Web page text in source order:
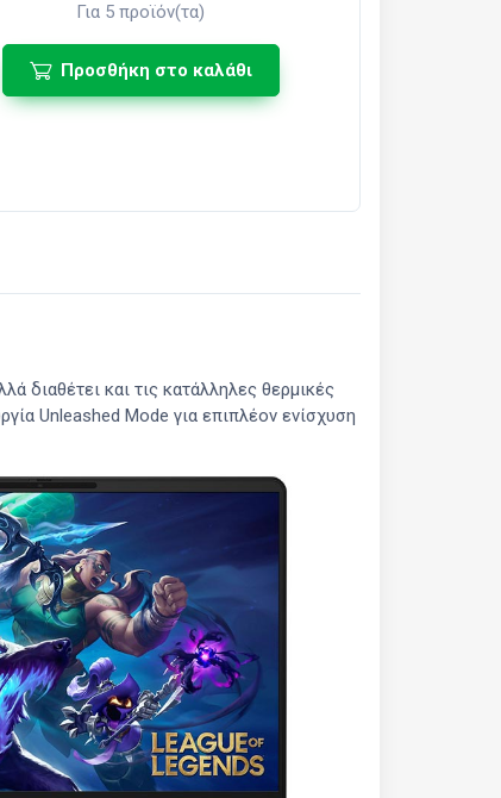
Για 5 προϊόν(τα)
Προσθήκη στο καλάθι
διαθέτει και τις κατάλληλες θερμικές
Unleashed Mode για επιπλέον ενίσχυση